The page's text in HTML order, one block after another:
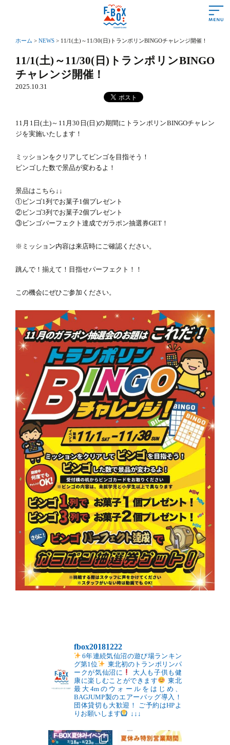
ホーム > NEWS > 11/1(土)～11/30(日)トランポリンBINGOチャレンジ開催！
11/1(土)～11/30(日)トランポリンBINGO
チャレンジ開催！
2025.10.31
11月1日(土)～11月30日(日)の期間にトランポリンBINGOチャレン
ジを実施いたします！
ミッションをクリアしてビンゴを目指そう！
ビンゴした数で景品が変わるよ！
景品はこちら↓↓
①ビンゴ1列でお菓子1個プレゼント
②ビンゴ3列でお菓子2個プレゼント
③ビンゴパーフェクト達成でガラポン抽選券GET！
※ミッション内容は来店時にご確認ください。
跳んで！揃えて！目指せパーフェクト！！
この機会にぜひご参加ください。
fbox20181222
6年連続気仙沼の遊び場ランキン
グ第1位
東北初のトランポリンパ
ークが気仙沼に
大人も子供も健
康に楽しむことができます
東北
最大4mのウォールをはじめ、
BAGJUMP製のエアーバッグ導入！
団体貸切も大歓迎！
ご予約はHPよ
りお願いします
↓↓↓
あいさつ
営業時間＆料金
よくある質問
アクセス
初めての方
トランポリンって？
トランポリンの効果
メールで問合せる